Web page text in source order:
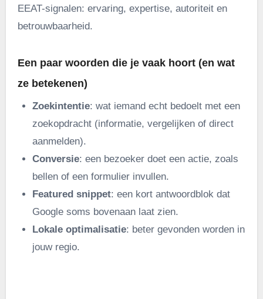
EEAT-signalen: ervaring, expertise, autoriteit en
betrouwbaarheid.
Een paar woorden die je vaak hoort (en wat
ze betekenen)
Zoekintentie: wat iemand echt bedoelt met een
zoekopdracht (informatie, vergelijken of direct
aanmelden).
Conversie: een bezoeker doet een actie, zoals
bellen of een formulier invullen.
Featured snippet: een kort antwoordblok dat
Google soms bovenaan laat zien.
Lokale optimalisatie: beter gevonden worden in
jouw regio.